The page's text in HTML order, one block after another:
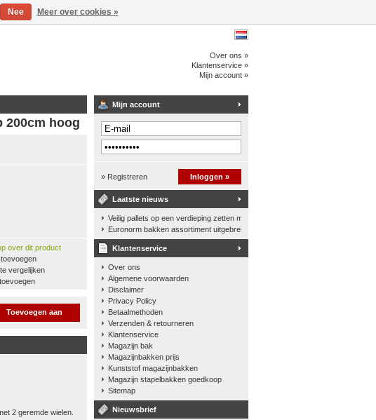
Over ons »
Klantenservice »
Mijn account »
200cm hoog
over dit product
vergelijken
Toevoegen aan
2 geremde wielen.
Mijn account
» Registreren Inloggen »
Laatste nieuws
Veilig pallets op een verdieping zetten met een palletkantelhek
Euronorm bakken assortiment uitgebreid
Klantenservice
Over ons
Algemene voorwaarden
Disclaimer
Privacy Policy
Betaalmethoden
Verzenden & retourneren
Klantenservice
Magazijn bak
Magazijnbakken prijs
Kunststof magazijnbakken
Magazijn stapelbakken goedkoop
Sitemap
Nieuwsbrief
Nee Meer over cookies »